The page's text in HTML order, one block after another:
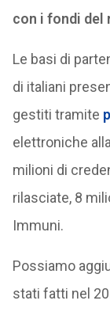
con i fondi del
Le basi di
di italiani
gestiti tramite
elettroniche
milioni di
rilasciate, 8
Immuni.
Possiamo
stati fatti nel